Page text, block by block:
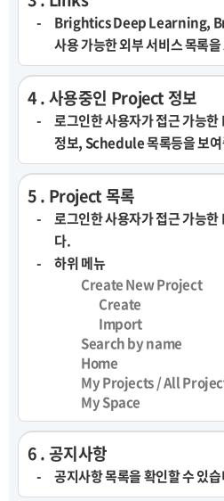
Brightics Deep Learning,
사용 가능한 외부 서비스 목록
4 . 사용중인 Project 정보
로그인한 사용자가 접근 가능
정보, Schedule 목록등을 보
5 . Project 목록
로그인한 사용자가 접근 가능
다.
하위 메뉴
Create New Project
Create
Import
Search by name
Home
My Projects / All
My Space
6 . 공지사항
공지사항 목록을 확인할 수 있